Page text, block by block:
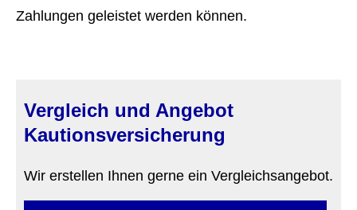
Zahlungen geleistet werden können.
Vergleich und Angebot
Kautionsversicherung
Wir erstellen Ihnen gerne ein Vergleichsangebot.